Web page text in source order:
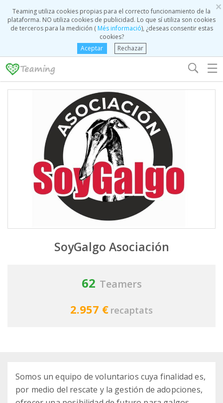
×
Teaming utiliza cookies propias para el correcto funcionamiento de la
plataforma. NO utiliza cookies de publicidad. Lo que sí utiliza son cookies
de terceros para la medición (Més informació), ¿deseas consentir estas
cookies?
Aceptar
Rechazar
☰
SoyGalgo Asociación
62 Teamers
2.957 € recaptats
Somos un equipo de voluntarios cuya finalidad es,
por medio del rescate y la gestión de adopciones,